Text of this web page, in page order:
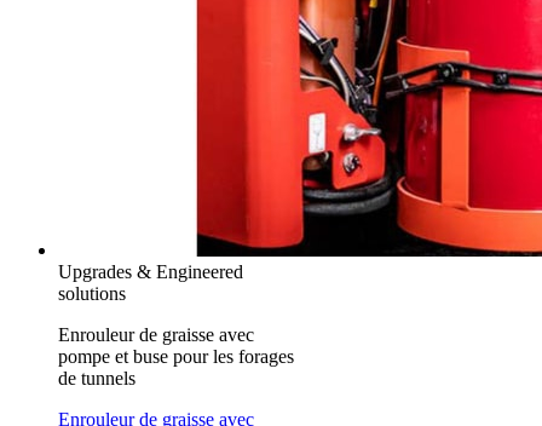
Upgrades & Engineered
solutions
Enrouleur de graisse avec
pompe et buse pour les forages
de tunnels
Enrouleur de graisse avec